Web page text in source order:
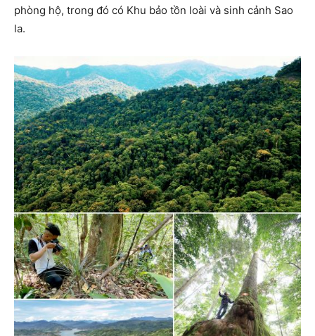
phòng hộ, trong đó có Khu bảo tồn loài và sinh cảnh Sao
la.